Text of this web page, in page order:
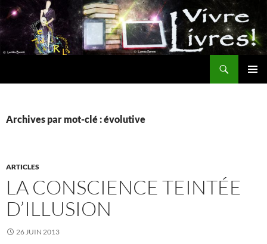
Aller
au
contenu
Archives par mot-clé : évolutive
ARTICLES
LA CONSCIENCE TEINTÉE
D’ILLUSION
26 JUIN 2013